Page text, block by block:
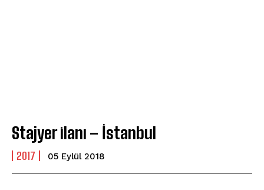
Stajyer ilanı – İstanbul
2017 05 Eylül 2018